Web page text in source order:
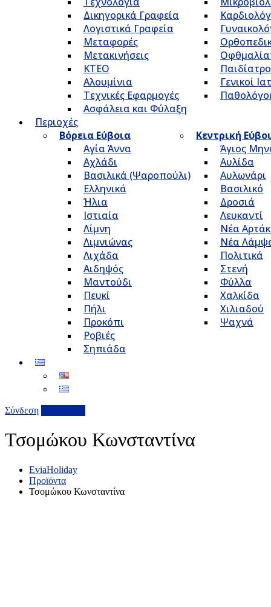
Δικηγορικά Γραφεία
Λογιστικά Γραφεία
Μεταφορές
Μετακινήσεις
ΚΤΕΟ
Αλουμίνια
Τεχνικές Εφαρμογές
Ασφάλεια και Φύλαξη
Γενικοί
Περιοχές
Βόρεια Εύβοια
Αγία Άννα
Αχλάδι
Βασιλικά (Ψαροπούλι)
Ελληνικά
Ήλια
Ιστιαία
Λίμνη
Λιμνιώνας
Λιχάδα
Αιδηψός
Μαντούδι
Πευκί
Πήλι
Προκόπι
Ροβιές
Σηπιάδα
Κεντρική
Άγιος
Αυλίδα
Αυλωνάρι
Βασιλικό
Δροσιά
Λευκαντί
Νέα
Νέα
Πολιτικά
Στενή
Φύλλα
Χαλκίδα
Χιλιαδού
Ψαχνά
Σύνδεση
Τσομώκου Κωνσταντίνα
EviaHoliday
Προϊόντα
Τσομώκου Κωνσταντίνα